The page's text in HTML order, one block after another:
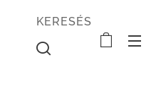
KERESÉS